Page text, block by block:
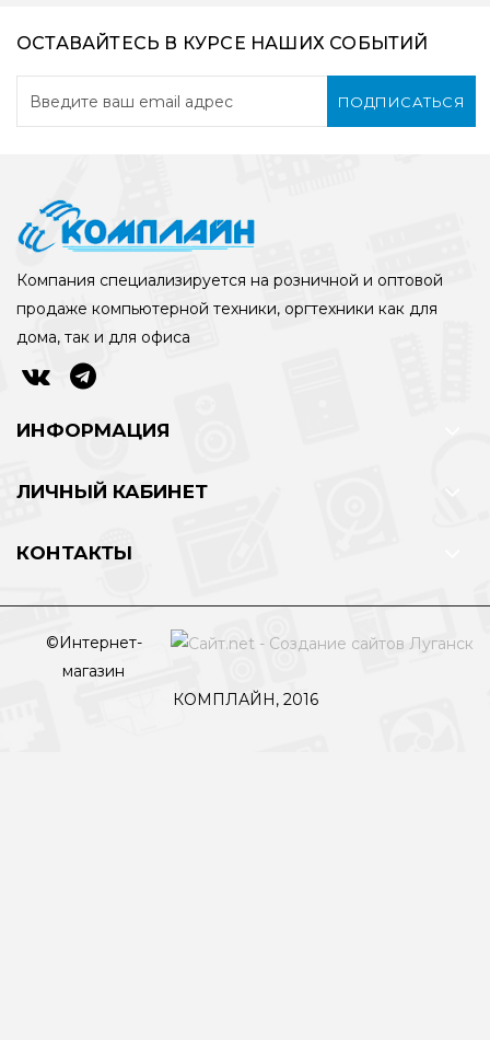
ОСТАВАЙТЕСЬ В КУРСЕ НАШИХ СОБЫТИЙ
ПОДПИСАТЬСЯ
Компания специализируется на розничной и оптовой
продаже компьютерной техники, оргтехники как для
дома, так и для офиса
ИНФОРМАЦИЯ
ЛИЧНЫЙ КАБИНЕТ
КОНТАКТЫ
©Интернет-
магазин
КОМПЛАЙН, 2016